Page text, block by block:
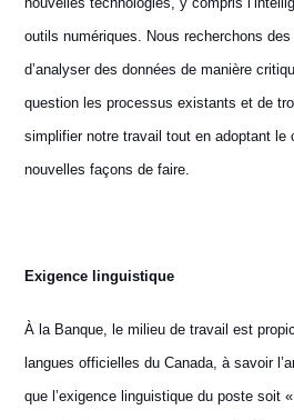
outils numériques. Nous recherchons
d’analyser des données de manière
question les processus existants et de
simplifier notre travail tout en adoptant le
nouvelles façons de faire.
Exigence linguistique
À la Banque, le milieu de travail est
langues officielles du Canada, à savoir
que l’exigence linguistique du poste soit